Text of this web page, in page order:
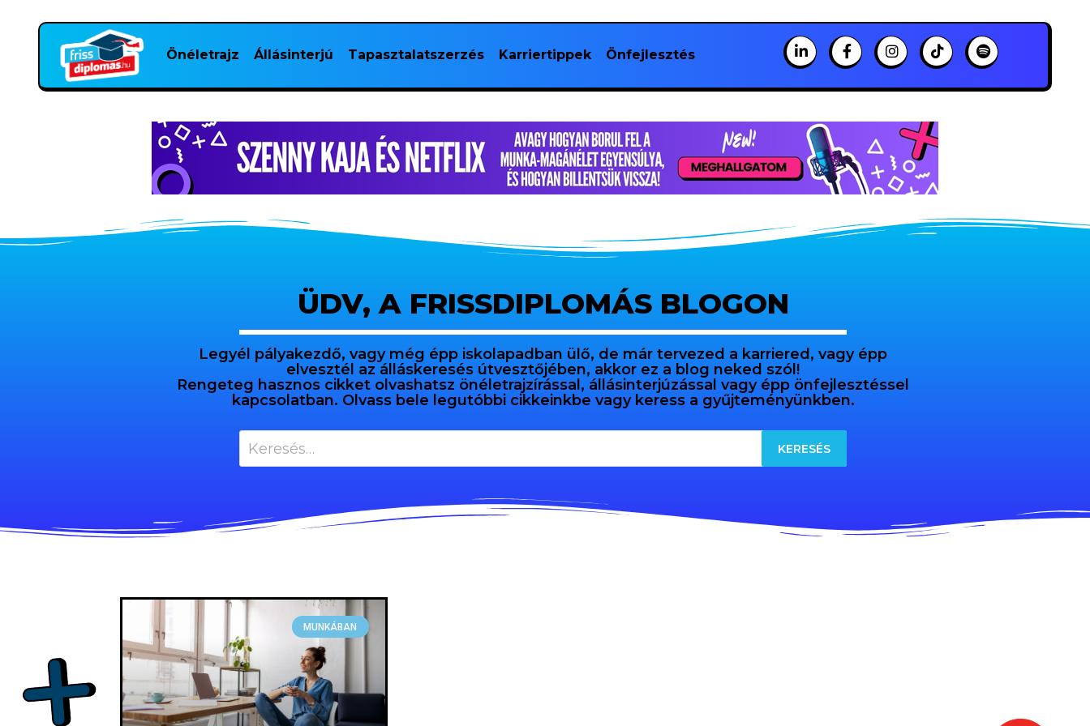
Önéletrajz Állásinterjú Tapasztalatszerzés Karriertippek Önfejlesztés
ÜDV, A FRISSDIPLOMÁS BLOGON
Legyél pályakezdő, vagy még épp iskolapadban ülő, de már tervezed a karriered, vagy épp
elvesztél az álláskeresés útvesztőjében, akkor ez a blog neked szól!
Rengeteg hasznos cikket olvashatsz önéletrajzírással, állásinterjúzással vagy épp önfejlesztéssel
kapcsolatban. Olvass bele legutóbbi cikkeinkbe vagy keress a gyűjteményünkben.
MUNKÁBAN